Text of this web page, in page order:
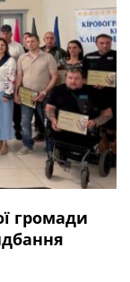
громади